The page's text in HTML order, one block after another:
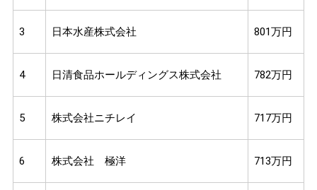
3 日本水産株式会社 801万円
4 日清食品ホールディングス株式会社 782万円
5 株式会社ニチレイ 717万円
6 株式会社 極洋 713万円